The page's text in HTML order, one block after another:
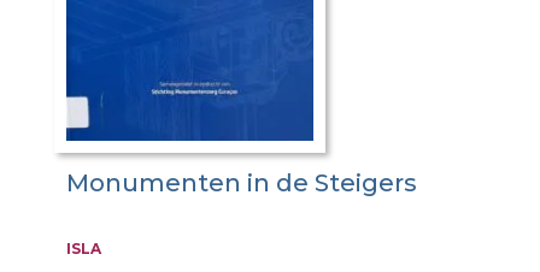
Monumenten in de Steigers
ISLA